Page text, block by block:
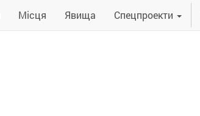
Місця Явища Спецпроекти